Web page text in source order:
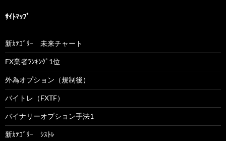
ｻｲﾄﾏｯﾌﾟ
新ｶﾃｺﾞﾘｰ 未来チャート
FX業者ﾗﾝｷﾝｸﾞ1位
外為オプション（規制後）
バイトレ（FXTF）
バイナリーオプション手法1
新ｶﾃｺﾞﾘｰ ｼｽﾄﾚ